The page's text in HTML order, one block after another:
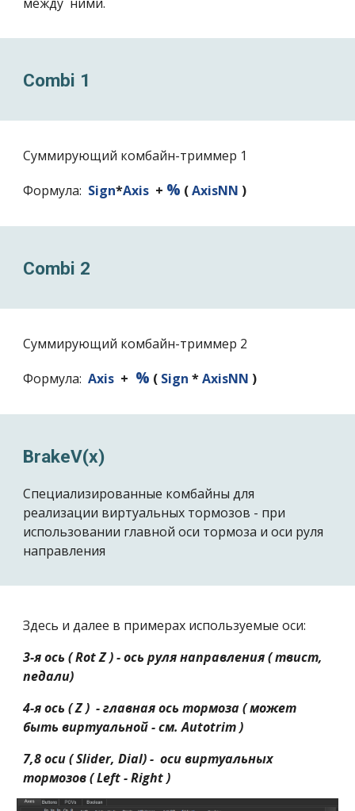
Combi 1
Суммирующий комбайн-триммер 1
Формула: Sign*Axis + % (AxisNN )
Combi 2
Суммирующий комбайн-триммер 2
Формула:Axis + % ( Sign *AxisNN )
BrakeV(x)
Специализированные комбайны для
реализации виртуальных тормозов - при
использовании главной оси тормоза и оси руля
направления
Здесь и далее в примерах используемые оси:
3-я ось ( Rot Z ) - ось руля направления ( твист,
педали)
4-я ось ( Z ) - главная ось тормоза ( может
быть виртуальной - см. Autotrim )
7,8 оси ( Slider, Dial)- оси виртуальных
тормозов ( Left - Right )